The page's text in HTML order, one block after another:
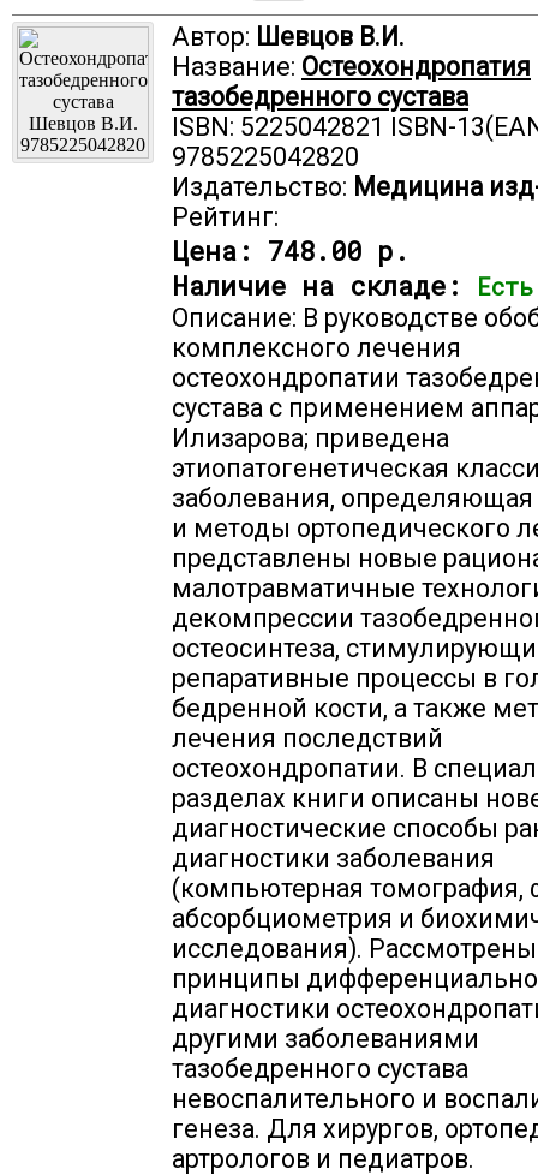
Автор: Шевцов В.И.
Название: Остеохондропатия
тазобедренного сустава
ISBN: 5225042821 ISBN-
9785225042820
Издательство: Медицина
Рейтинг:
Цена: 748.00 р.
Наличие на складе:
Есть
Описание: В руководстве
комплексного лечения
остеохондропатии
сустава с применением
Илизарова; приведена
этиопатогенетическая
заболевания,
и методы ортопедического
представлены новые
малотравматичные
декомпрессии
остеосинтеза,
репаративные процессы в
бедренной кости, а также
лечения последствий
остеохондропатии. В
разделах книги описаны
диагностические способы
диагностики заболевания
(компьютерная томография,
абсорбциометрия и
исследования).
принципы
диагностики
другими заболеваниями
тазобедренного сустава
невоспалительного и
генеза. Для хирургов,
артрологов и педиатров.